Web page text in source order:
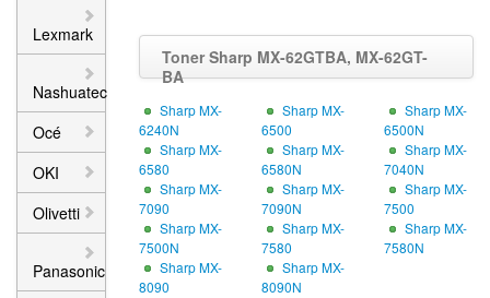
Lexmark
Nashuatec
Océ
OKI
Olivetti
Panasonic
Toner Sharp MX-62GTBA, MX-62GT-
BA
Sharp MX-
6240N
Sharp MX-
6500
Sharp MX-
6500N
Sharp MX-
6580
Sharp MX-
6580N
Sharp MX-
7040N
Sharp MX-
7090
Sharp MX-
7090N
Sharp MX-
7500
Sharp MX-
7500N
Sharp MX-
7580
Sharp MX-
7580N
Sharp MX-
8090
Sharp MX-
8090N